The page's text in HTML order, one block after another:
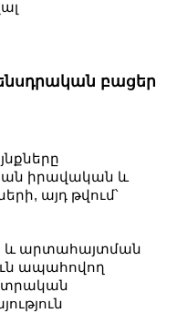
բացեր
իրավական և
այդ թվում՝
և արտահայտման
ապահովող